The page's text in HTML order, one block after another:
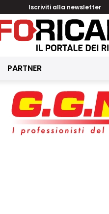
Iscriviti alla newsletter
PARTNER